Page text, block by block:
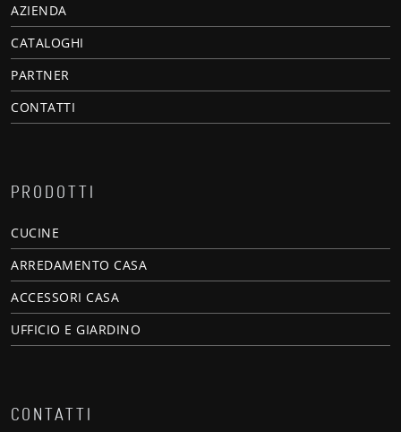
AZIENDA
CATALOGHI
PARTNER
CONTATTI
PRODOTTI
CUCINE
ARREDAMENTO CASA
ACCESSORI CASA
UFFICIO E GIARDINO
CONTATTI